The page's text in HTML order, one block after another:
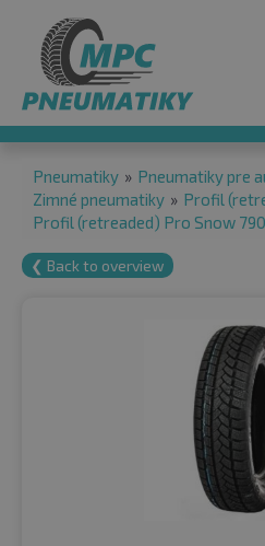
Pneumatiky » Pneumatiky pre
Zimné pneumatiky » Profil
Profil (retreaded) Pro Snow
❮ Back to overview